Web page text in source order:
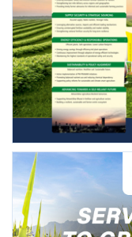
Agriculture
Awards 2022
Agri Start-Ups
Language
English Hindi